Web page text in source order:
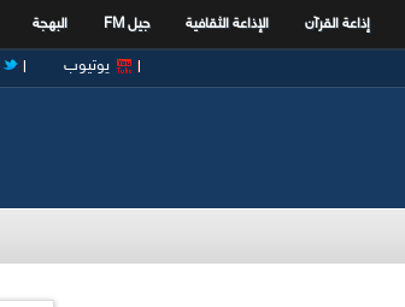
إذاعة القرآن الإذاعة الثقافية جيل FM البهجة
يوتيوب